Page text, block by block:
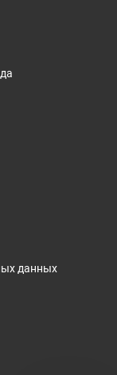
данных